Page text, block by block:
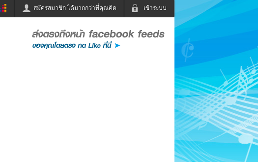
เข้าระบบ
สมัครสมาชิก ได้มากกว่าที่คุณคิด
ฟังวิทยุออนไลน์
Email